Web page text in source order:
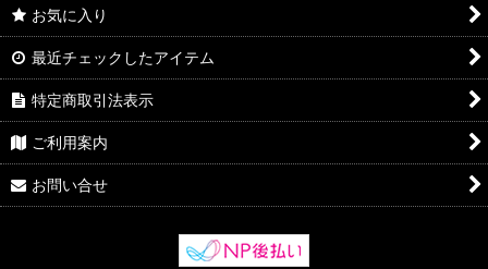
お気に入り
最近チェックしたアイテム
特定商取引法表示
ご利用案内
お問い合せ